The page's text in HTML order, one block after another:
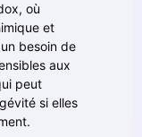
où
et
besoin de
aux
peut
si elles